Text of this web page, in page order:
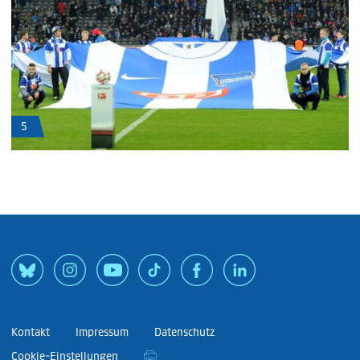
5
Kontakt Impressum
Datenschutz
Cookie-Einstellungen